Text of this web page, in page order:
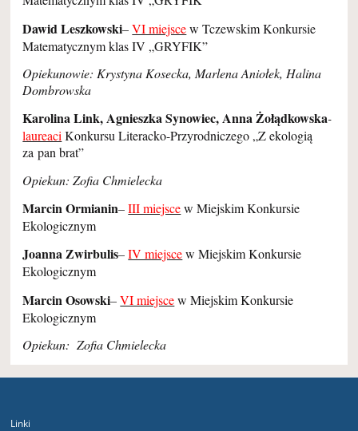
Dawid Leszkowski–VI miejscew Tczewskim Konkursie
Matematycznym klas IV „GRYFIK”
Opiekunowie: Krystyna Kosecka, Marlena Aniołek, Halina
Dombrowska
Karolina Link, Agnieszka Synowiec, Anna Żołądkowska-
laureaciKonkursu Literacko-Przyrodniczego „Z ekologią
za pan brat”
Opiekun: Zofia Chmielecka
Marcin Ormianin–III miejscew Miejskim Konkursie
Ekologicznym
Joanna Zwirbulis–IV miejscew Miejskim Konkursie
Ekologicznym
Marcin Osowski–VI miejscew Miejskim Konkursie
Ekologicznym
Opiekun: Zofia Chmielecka
Linki